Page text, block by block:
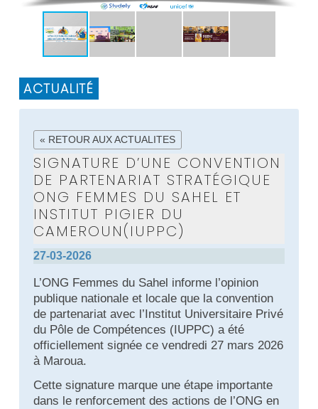
ACTUALITÉ
« RETOUR AUX ACTUALITES
SIGNATURE D’UNE CONVENTION
DE PARTENARIAT STRATÉGIQUE
ONG FEMMES DU SAHEL ET
INSTITUT PIGIER DU
CAMEROUN(IUPPC)
27-03-2026
L’ONG Femmes du Sahel informe l’opinion
publique nationale et locale que la convention
de partenariat avec l’Institut Universitaire Privé
du Pôle de Compétences (IUPPC) a été
officiellement signée ce vendredi 27 mars 2026
à Maroua.
Cette signature marque une étape importante
dans le renforcement des actions de l’ONG en